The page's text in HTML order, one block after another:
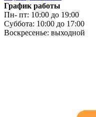
График работы
Пн- пт: 10:00 до 19:00
Суббота: 10:00 до 17:00
Воскресенье: выходной